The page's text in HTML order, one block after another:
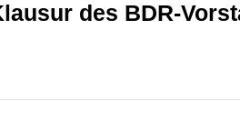
des BDR-